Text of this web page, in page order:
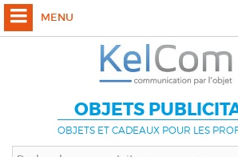
OBJETS
OBJETS ET CADEAUX POUR LES
MENU